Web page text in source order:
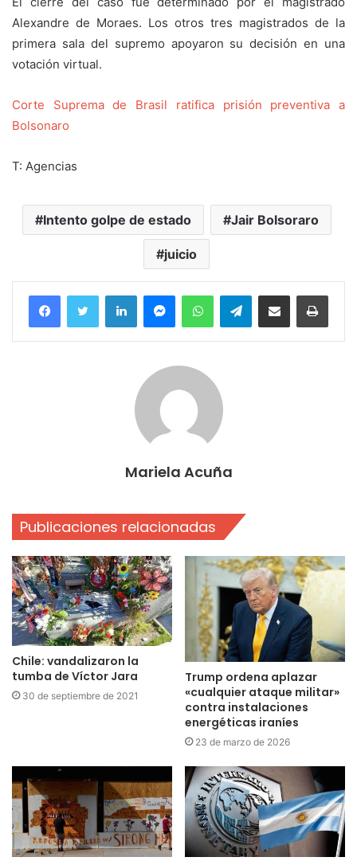
Alexandre de Moraes. Los otros tres magistrados de la
primera sala del supremo apoyaron su decisión en una
votación virtual.
Corte Suprema de Brasil ratifica prisión preventiva a
Bolsonaro
T: Agencias
Intento golpe de estado Jair Bolsoraro
juicio
FacebookTwitter LinkedInMessengerWhatsAppTelegramCompartir por correo electrónico
Mariela Acuña
Publicaciones relacionadas
Chile: vandalizaron la
tumba de Víctor Jara
30 de septiembre de 2021
Trump ordena aplazar
«cualquier ataque militar»
contra instalaciones
energéticas iraníes
23 de marzo de 2026